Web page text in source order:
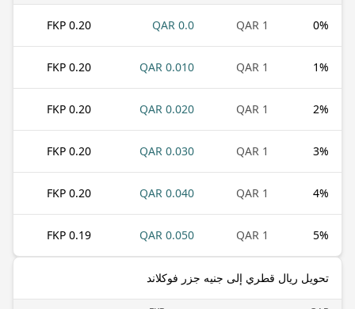
0%
1 QAR
0.0 QAR
0.20 FKP
1%
1 QAR
0.010 QAR
0.20 FKP
2%
1 QAR
0.020 QAR
0.20 FKP
3%
1 QAR
0.030 QAR
0.20 FKP
4%
1 QAR
0.040 QAR
0.20 FKP
5%
1 QAR
0.050 QAR
0.19 FKP
تحويل ريال قطري إلى جنيه جزر فوكلاند